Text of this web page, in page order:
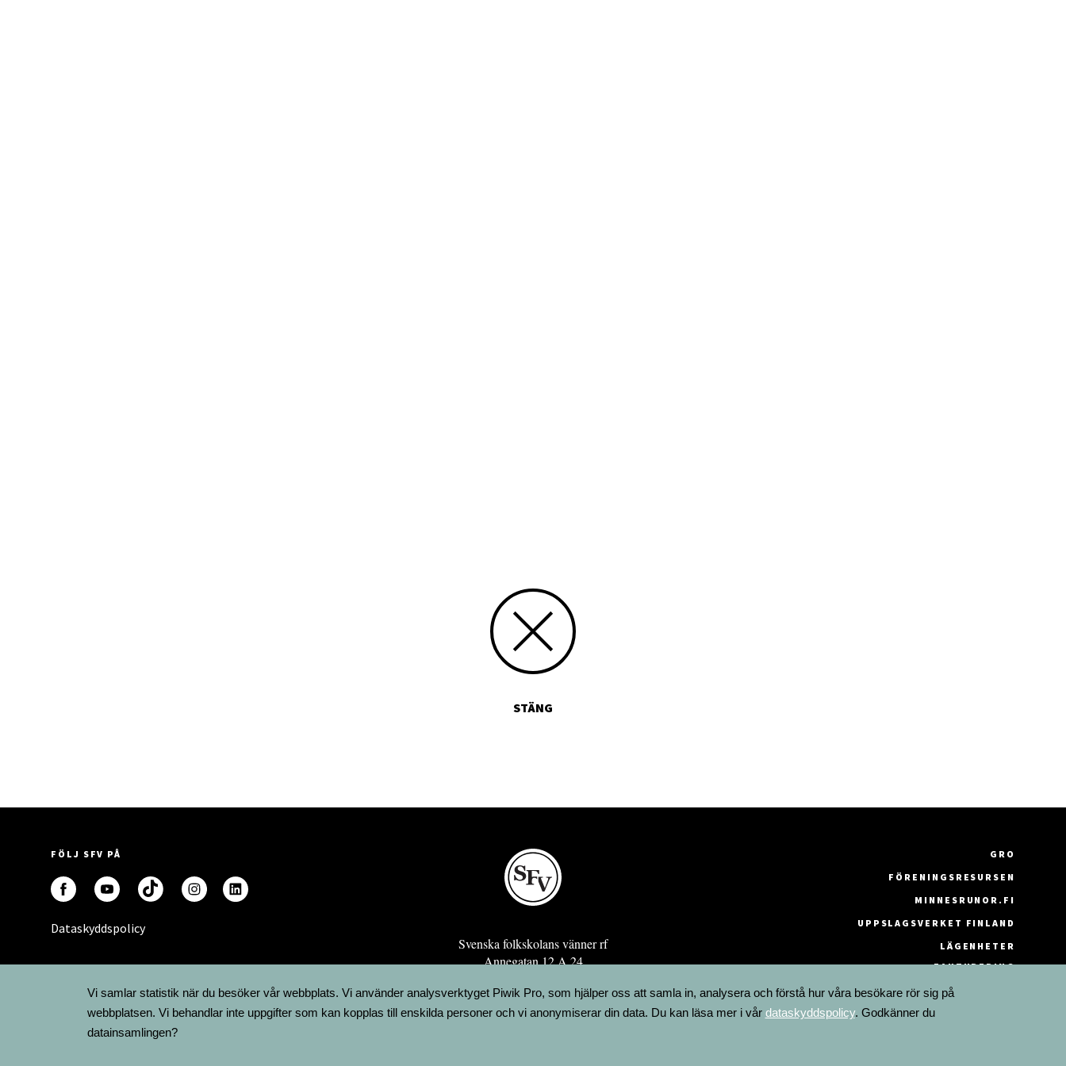
STÄNG
FÖLJ SFV PÅ
Dataskyddspolicy
Svenska folkskolans vänner rf
Annegatan 12 A 24
sfv@sfv.fi
GRO
FÖRENINGSRESURSEN
MINNESRUNOR.FI
UPPSLAGSVERKET FINLAND
LÄGENHETER
FAKTURERING
Vi samlar statistik när du besöker vår webbplats. Vi använder analysverktyget Piwik Pro, som hjälper oss att samla in, analysera och förstå hur våra besökare rör sig på
webbplatsen. Vi behandlar inte uppgifter som kan kopplas till enskilda personer och vi anonymiserar din data. Du kan läsa mer i vår dataskyddspolicy. Godkänner du
datainsamlingen?